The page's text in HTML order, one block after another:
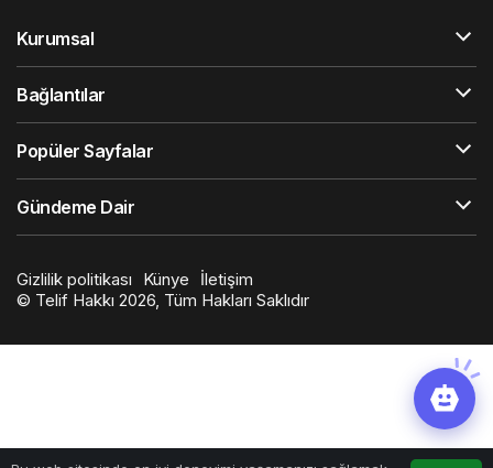
Kurumsal
Bağlantılar
Popüler Sayfalar
Gündeme Dair
Gizlilik politikası Künye
İletişim
© Telif Hakkı 2026, Tüm Hakları Saklıdır